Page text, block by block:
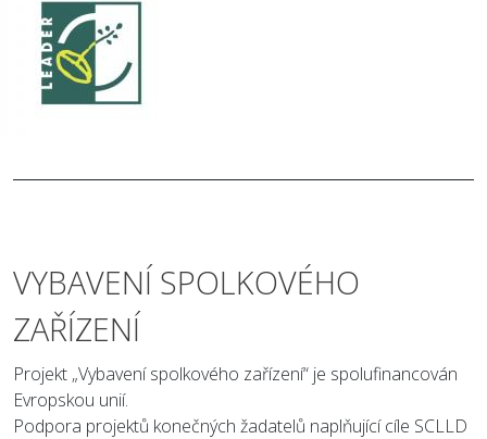
VYBAVENÍ SPOLKOVÉHO
ZAŘÍZENÍ
Projekt „Vybavení spolkového zařízení“ je spolufinancován
Evropskou unií.
Podpora projektů konečných žadatelů naplňující cíle SCLLD